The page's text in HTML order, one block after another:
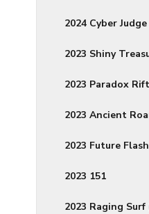
2024 Cyber Judge
2023 Shiny
2023 Paradox Rift
2023 Ancient
2023 Future Flash
2023 151
2023 Raging Surf